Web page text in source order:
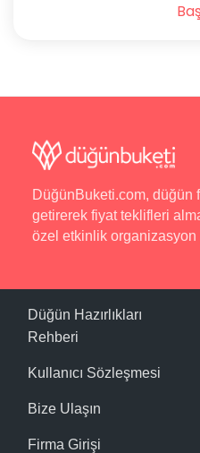
DüğünBuketi.com, düğün
getirerek fiyat teklifleri
özel etkinlik organizasyon
Düğün Hazırlıkları
Rehberi
Kullanıcı Sözleşmesi
Bize Ulaşın
Firma Girişi